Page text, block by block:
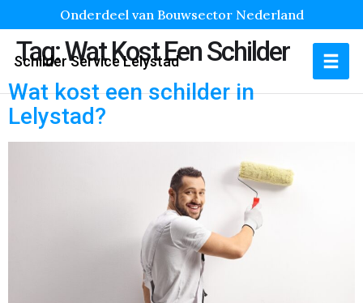
Onderdeel van Bouwsector Nederland
Schilder Service Lelystad
Tag:Wat Kost Een Schilder
Wat kost een schilder in
Lelystad?